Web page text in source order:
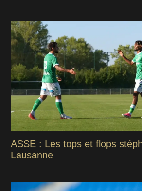
ASSE : Les tops et flops
Lausanne